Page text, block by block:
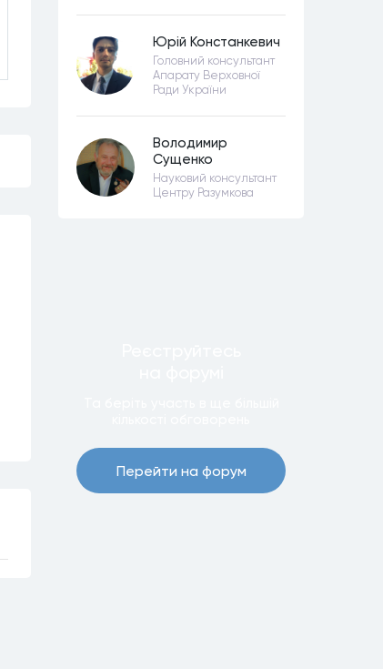
Юрій Констанкевич
Головний консультант
Апарату Верховної
Ради України
Володимир
Сущенко
Науковий консультант
Центру Разумкова
Перейти на форум